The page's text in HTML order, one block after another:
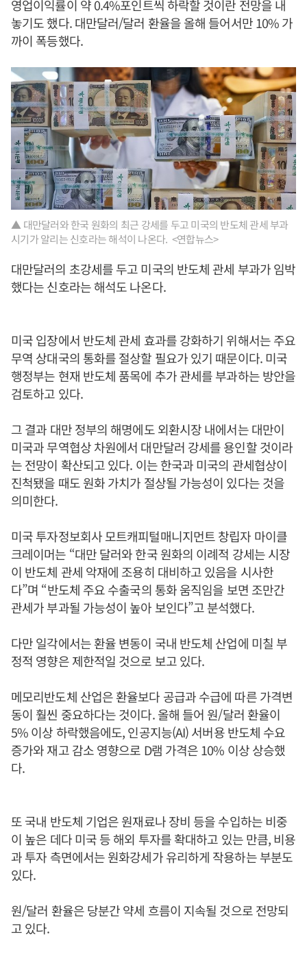
영업이익률이 약 0.4%포인트씩 하락할 것이란 전망을 내
놓기도 했다. 대만달러/달러 환율을 올해 들어서만 10% 가
까이 폭등했다.
▲ 대만달러와 한국 원화의 최근 강세를 두고 미국의 반도체 관세 부과
시기가 알리는 신호라는 해석이 나온다. <연합뉴스>
대만달러의 초강세를 두고 미국의 반도체 관세 부과가 임박
했다는 신호라는 해석도 나온다.
미국 입장에서 반도체 관세 효과를 강화하기 위해서는 주요
무역 상대국의 통화를 절상할 필요가 있기 때문이다. 미국
행정부는 현재 반도체 품목에 추가 관세를 부과하는 방안을
검토하고 있다.
그 결과 대만 정부의 해명에도 외환시장 내에서는 대만이
미국과 무역협상 차원에서 대만달러 강세를 용인할 것이라
는 전망이 확산되고 있다. 이는 한국과 미국의 관세협상이
진척됐을 때도 원화 가치가 절상될 가능성이 있다는 것을
의미한다.
미국 투자정보회사 모트캐피털매니지먼트 창립자 마이클
크레이머는 “대만 달러와 한국 원화의 이례적 강세는 시장
이 반도체 관세 악재에 조용히 대비하고 있음을 시사한
다”며 “반도체 주요 수출국의 통화 움직임을 보면 조만간
관세가 부과될 가능성이 높아 보인다”고 분석했다.
다만 일각에서는 환율 변동이 국내 반도체 산업에 미칠 부
정적 영향은 제한적일 것으로 보고 있다.
메모리반도체 산업은 환율보다 공급과 수급에 따른 가격변
동이 훨씬 중요하다는 것이다. 올해 들어 원/달러 환율이
5% 이상 하락했음에도, 인공지능(AI) 서버용 반도체 수요
증가와 재고 감소 영향으로 D램 가격은 10% 이상 상승했
다.
또 국내 반도체 기업은 원재료나 장비 등을 수입하는 비중
이 높은 데다 미국 등 해외 투자를 확대하고 있는 만큼, 비용
과 투자 측면에서는 원화강세가 유리하게 작용하는 부분도
있다.
원/달러 환율은 당분간 약세 흐름이 지속될 것으로 전망되
고 있다.